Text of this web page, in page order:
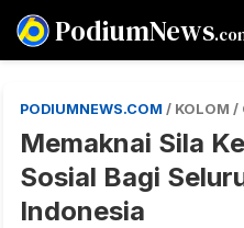
PodiumNews
PODIUMNEWS.COM / KOLOM /
Memaknai Sila
Sosial Bagi
Indonesia